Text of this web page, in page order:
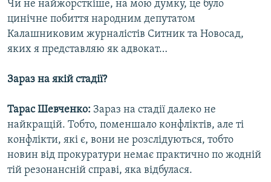
Чи не найжорсткіше, на мою думку, це було
цинічне побиття народним депутатом
Калашниковим журналістів Ситник та Новосад,
яких я представляю як адвокат…
Зараз на якій стадії?
Тарас Шевченко: Зараз на стадії далеко не
найкращій. Тобто, поменшало конфліктів, але ті
конфлікти, які є, вони не розслідуються, тобто
новин від прокуратури немає практично по жодній
тій резонансній справі, яка відбулася.